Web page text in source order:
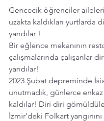
Gencecik öğrenciler
uzakta kaldıkları yurtlarda
yandılar !
Bir eğlence mekanının
çalışmalarında çalışanlar
yandılar!
2023 Şubat depreminde
unutmadık, günlerce enkaz
kaldılar! Diri diri
İzmir'deki Folkart yangınını